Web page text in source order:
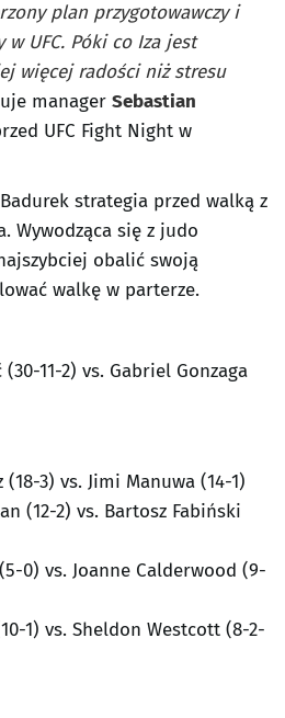
plan przygotowawczy i
UFC. Póki co Iza jest
więcej radości niż stresu
manager Sebastian
UFC Fight Night w
strategia przed walką z
Wywodząca się z judo
obalić swoją
walkę w parterze.
11-2) vs. Gabriel Gonzaga
(18-3) vs. Jimi Manuwa (14-1)
(12-2) vs. Bartosz Fabiński
0) vs. Joanne Calderwood (9-
1) vs. Sheldon Westcott (8-2-